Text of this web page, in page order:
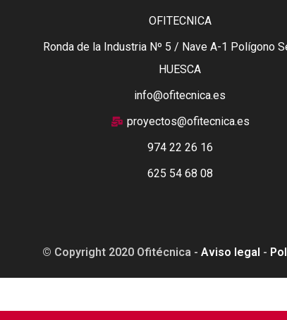
OFITECNICA
Ronda de la Industria Nº 5 / Nave A-1 Polígono
HUESCA
info@ofitecnica.es
proyectos@ofitecnica.es
974 22 26 16
625 54 68 08
© Copyright 2020 Ofitécnica - Aviso legal -
Esta web está financiada por la Unión Europea -